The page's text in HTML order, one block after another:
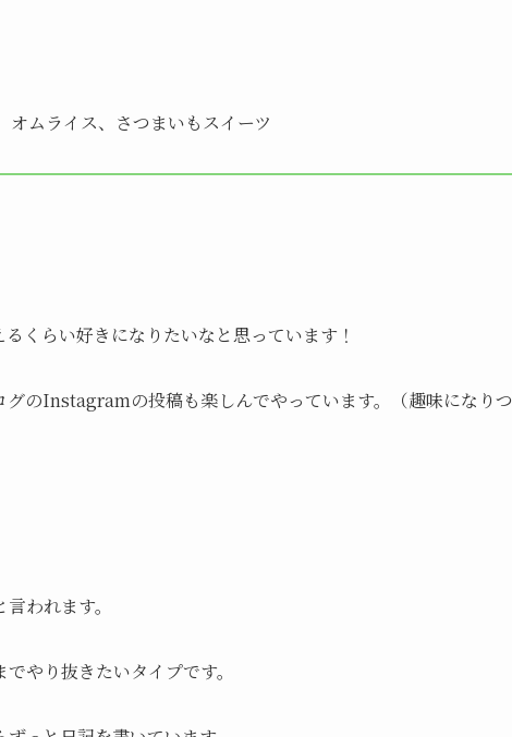
ムライス、さつまいもスイーツ
くらい好きになりたいなと思っています！
のInstagramの投稿も楽しんでやっています。（趣味になりつ
われます。
やり抜きたいタイプです。